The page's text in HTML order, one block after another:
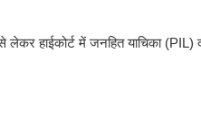
हाईकोर्ट में जनहित याचिका (PIL)